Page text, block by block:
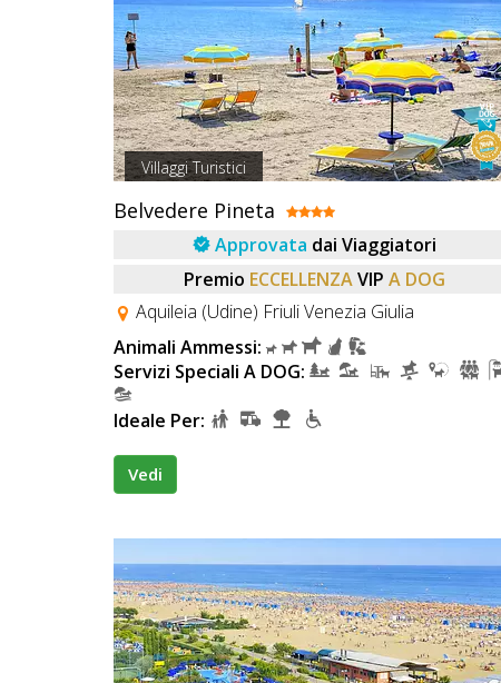
Villaggi Turistici
Belvedere Pineta
Approvata dai Viaggiatori
Premio ECCELLENZA VIP A DOG
Aquileia (Udine) Friuli Venezia Giulia
Animali Ammessi:
Servizi Speciali A DOG:
Ideale Per:
Vedi